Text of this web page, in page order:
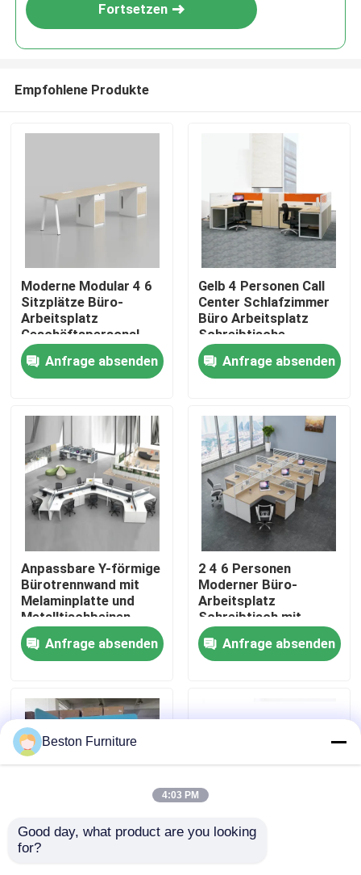
Produkte
Über uns
Werksbesichtigung
Qualitätskontrolle
Kontakt mit uns
Nachrichten
Fälle
Fortsetzen
Empfohlene Produkte
Moderne Modular 4 6
Sitzplätze Büro-
Arbeitsplatz
Geschäftspersonal
Büro-Schreibtisch mit
Privacy-Bildschirm-
Partition
Anfrage absenden
Gelb 4 Personen Call
Center Schlafzimmer
Büro Arbeitsplatz
Schreibtische
Anfrage absenden
Anpassbare Y-förmige
Bürotrennwand mit
Melaminplatte und
Metalltischbeinen
Anfrage absenden
2 4 6 Personen
Moderner Büro-
Arbeitsplatz
Schreibtisch mit
Aluminiumprofil
Stoffmaterial und
30mm dicker Platte
Anfrage absenden
Anpassbare Größe
Beston Furniture
4:03 PM
Good day, what product are you looking
for?